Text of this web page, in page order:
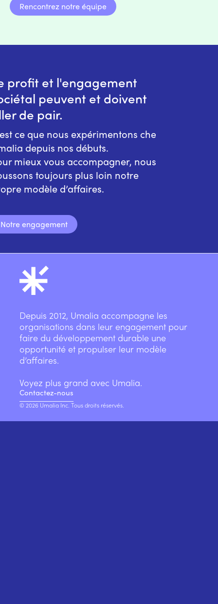
Rencontrez notre équipe
profit et l'engagement
peuvent et doivent
de pair.
ce que nous expérimentons chez
depuis nos débuts.
mieux vous accompagner, nous
toujours plus loin notre
modèle d’affaires.
Notre engagement
Depuis 2012, Umalia accompagne les
organisations dans leur engagement pour
faire du développement durable une
opportunité et propulser leur modèle
d’affaires.
Voyez plus grand avec Umalia.
Contactez-nous
© 2026 Umalia Inc. Tous droits réservés.